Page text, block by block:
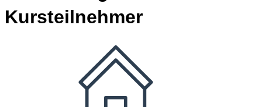
Kursteilnehmer